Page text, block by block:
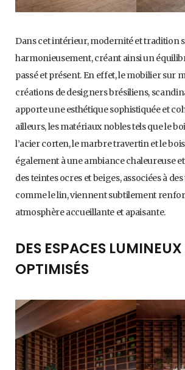
Dans cet intérieur, modernité et tradition
harmonieusement, créant ainsi un
passé et présent. En effet, le mobilier sur
créations de designers brésiliens,
apporte une esthétique sophistiquée et
ailleurs, les matériaux nobles tels que le
l’acier corten, le marbre travertin et le
également à une ambiance chaleureuse
des teintes ocres et beiges, associées à
comme le lin, viennent subtilement
atmosphère accueillante et apaisante.
DES ESPACES LUMINEUX
OPTIMISÉS